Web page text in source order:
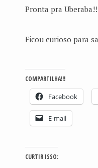
Pronta pra
Ficou curioso para
COMPARTILHA!!!
Facebook
E-mail
CURTIR ISSO: